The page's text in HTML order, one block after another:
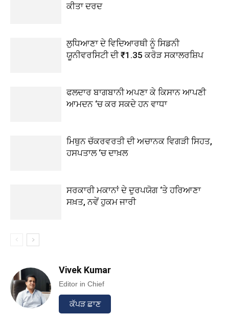
ਕੀਤਾ ਦਰਦ
ਲੁਧਿਆਣਾ ਦੇ ਵਿਦਿਆਰਥੀ ਨੂੰ ਸਿਡਨੀ
ਯੂਨੀਵਰਸਿਟੀ ਦੀ ₹1.35 ਕਰੋੜ ਸਕਾਲਰਸ਼ਿਪ
ਫਲਦਾਰ ਬਾਗਬਾਨੀ ਅਪਣਾ ਕੇ ਕਿਸਾਨ ਆਪਣੀ
ਆਮਦਨ ‘ਚ ਕਰ ਸਕਦੇ ਹਨ ਵਾਧਾ
ਮਿਥੁਨ ਚੱਕਰਵਰਤੀ ਦੀ ਅਚਾਨਕ ਵਿਗੜੀ ਸਿਹਤ,
ਹਸਪਤਾਲ ‘ਚ ਦਾਖ਼ਲ
ਸਰਕਾਰੀ ਮਕਾਨਾਂ ਦੇ ਦੁਰਪਯੋਗ ‘ਤੇ ਹਰਿਆਣਾ
ਸਖ਼ਤ, ਨਵੇਂ ਹੁਕਮ ਜਾਰੀ
Vivek Kumar
Editor in Chief
ਕੱਪੜ ਛਾਣ